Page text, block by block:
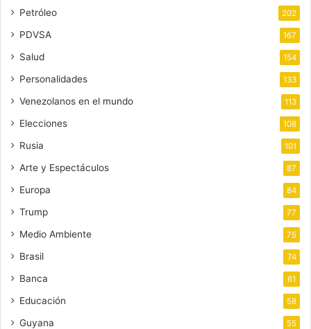
Petróleo 202
PDVSA 167
Salud 154
Personalidades 133
Venezolanos en el mundo 113
Elecciones 108
Rusia 101
Arte y Espectáculos 87
Europa 84
Trump 77
Medio Ambiente 75
Brasil 74
Banca 61
Educación 58
Guyana 55